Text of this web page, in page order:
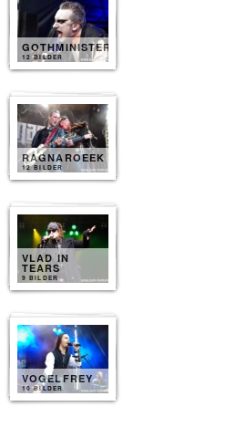
GOTHMINISTER
12 BILDER
RAGNAROEEK
12 BILDER
VLAD IN
TEARS
9 BILDER
VOGELFREY
10 BILDER